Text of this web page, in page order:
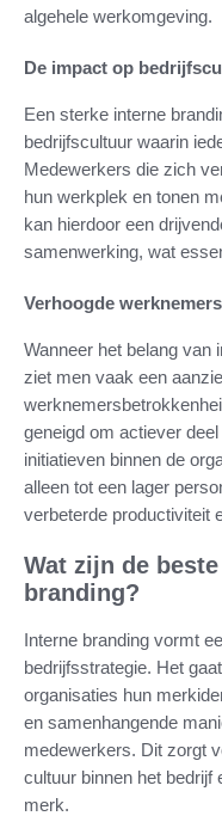
algehele werkomgeving.
De impact op
Een sterke interne
bedrijfscultuur waarin
Medewerkers die zich
hun werkplek en tonen
kan hierdoor een
samenwerking, wat
Verhoogde
Wanneer het belang van
ziet men vaak een
geneigd om actiever
initiatieven binnen de
alleen tot een lager
verbeterde productiviteit
Wat zijn de
branding?
Interne branding vormt
bedrijfsstrategie. Het
organisaties hun
en samenhangende
medewerkers. Dit zorgt
cultuur binnen het bedrijf
merk.